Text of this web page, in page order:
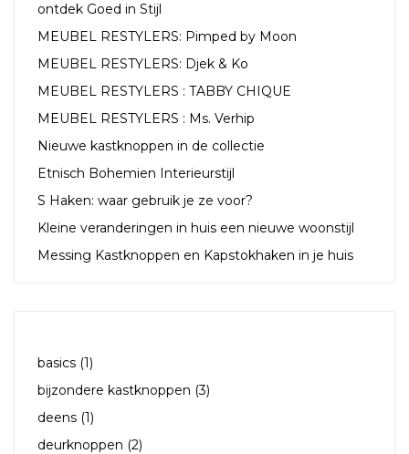
ontdek Goed in Stijl
MEUBEL RESTYLERS: Pimped by Moon
MEUBEL RESTYLERS: Djek & Ko
MEUBEL RESTYLERS : TABBY CHIQUE
MEUBEL RESTYLERS : Ms. Verhip
Nieuwe kastknoppen in de collectie
Etnisch Bohemien Interieurstijl
S Haken: waar gebruik je ze voor?
Kleine veranderingen in huis een nieuwe woonstijl
Messing Kastknoppen en Kapstokhaken in je huis
basics (1)
bijzondere kastknoppen (3)
deens (1)
deurknoppen (2)